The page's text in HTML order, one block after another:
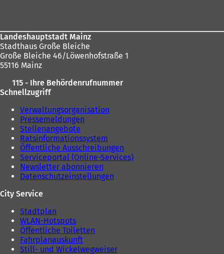
Landeshauptstadt Mainz
Stadthaus Große Bleiche
Große Bleiche 46/Löwenhofstraße 1
55116 Mainz
115 - Ihre Behördenrufnummer
Schnellzugriff
Verwaltungsorganisation
Pressemeldungen
Stellenangebote
Ratsinformationssystem
Öffentliche Ausschreibungen
Serviceportal (Online-Services)
Newsletter abonnieren
Datenschutzeinstellungen
City Service
Stadtplan
WLAN-Hotspots
Öffentliche Toiletten
Fahrplanauskunft
Still- und Wickelwegweiser